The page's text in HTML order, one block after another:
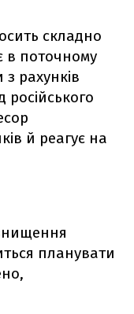
складно
в поточному
рахунків
й реагує на
планувати